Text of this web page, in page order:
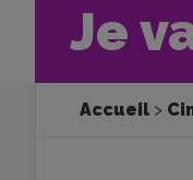
Je
Accueil